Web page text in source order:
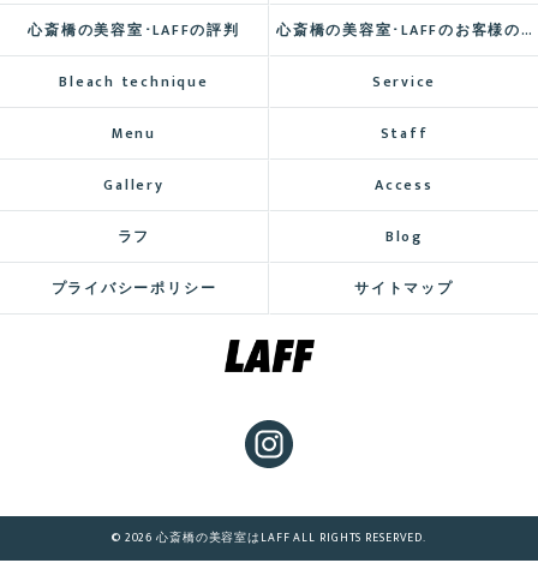
心斎橋の美容室･LAFFの評判 心斎橋の美容室･LAFFのお客様の声
Bleach technique Service
Menu Staff
Gallery Access
ラフ Blog
プライバシーポリシー サイトマップ
© 2026 心斎橋の美容室はLAFF ALL RIGHTS RESERVED.